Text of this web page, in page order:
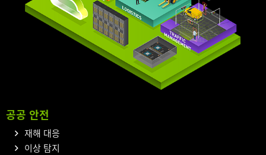
공공 안전
재해 대응
이상 탐지